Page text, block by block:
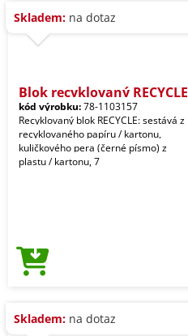
Skladem: na dotaz
Blok recyklovaný RECYCLE
kód výrobku:78-1103157
Recyklovaný blok RECYCLE: sestává z
recyklovaného papíru / kartonu,
kuličkového pera (černé písmo) z
plastu / kartonu, 7
Skladem: na dotaz